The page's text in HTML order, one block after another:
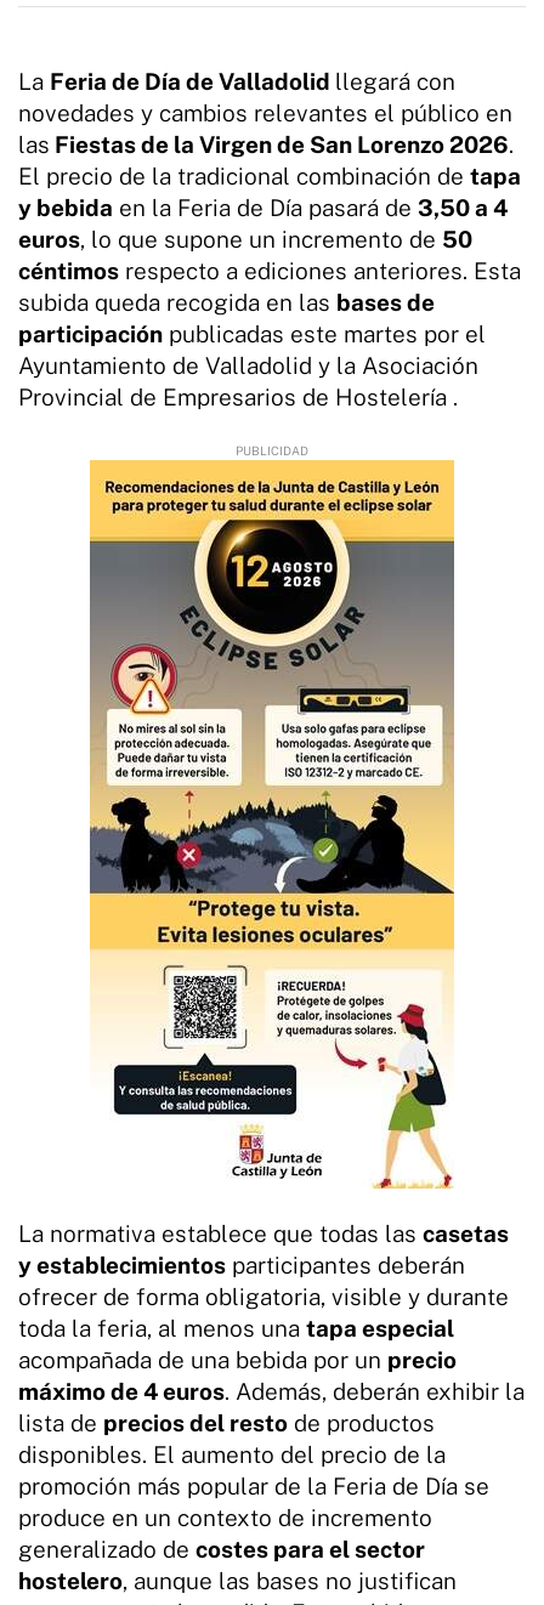
La Feria de Día de Valladolid llegará con
novedades y cambios relevantes el público en
las Fiestas de la Virgen de San Lorenzo 2026.
El precio de la tradicional combinación de tapa
y bebida en la Feria de Día pasará de 3,50 a 4
euros, lo que supone un incremento de 50
céntimos respecto a ediciones anteriores. Esta
subida queda recogida en las bases de
participación publicadas este martes por el
Ayuntamiento de Valladolid y la Asociación
Provincial de Empresarios de Hostelería .
La normativa establece que todas las casetas
y establecimientos participantes deberán
ofrecer de forma obligatoria, visible y durante
toda la feria, al menos una tapa especial
acompañada de una bebida por un precio
máximo de 4 euros. Además, deberán exhibir la
lista de precios del resto de productos
disponibles. El aumento del precio de la
promoción más popular de la Feria de Día se
produce en un contexto de incremento
generalizado de costes para el sector
hostelero, aunque las bases no justifican